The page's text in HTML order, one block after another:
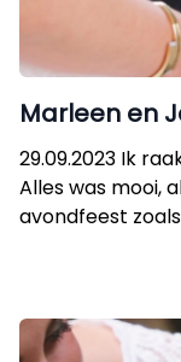
Marleen en
29.09.2023 Ik
Alles was mooi,
avondfeest